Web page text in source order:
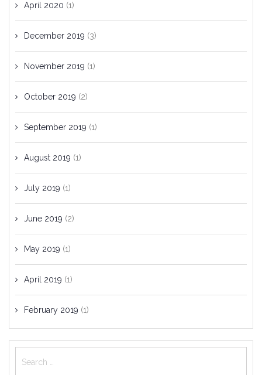
April 2020 (1)
December 2019 (3)
November 2019 (1)
October 2019 (2)
September 2019 (1)
August 2019 (1)
July 2019 (1)
June 2019 (2)
May 2019 (1)
April 2019 (1)
February 2019 (1)
for: